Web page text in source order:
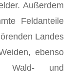
Außerdem
Feldanteile
Landes
ebenso
Wald- und